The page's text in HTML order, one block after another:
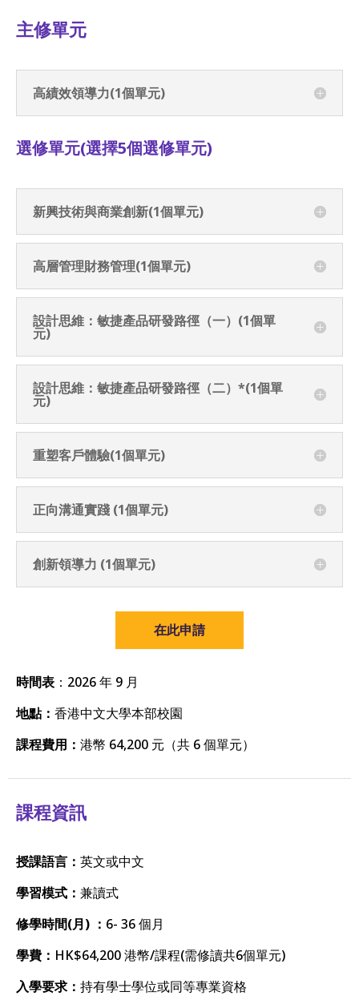
主修單元
高績效領導力(1個單元)
選修單元(選擇5個選修單元)
新興技術與商業創新(1個單元)
高層管理財務管理(1個單元)
設計思維：敏捷產品研發路徑（一）(1個單
元)
設計思維：敏捷產品研發路徑（二）*(1個單
元)
重塑客戶體驗(1個單元)
正向溝通實踐 (1個單元)
創新領導力 (1個單元)
在此申請
時間表 ： 2026 年 9 月
地點： 香港中文大學本部校園
課程費用： 港幣 64,200 元（共 6 個單元）
課程資訊
授課語言： 英文或中文
學習模式： 兼讀式
修學時間(月) ： 6- 36 個月
學費： HK$64,200 港幣/課程(需修讀共6個單元)
入學要求： 持有學士學位或同等專業資格